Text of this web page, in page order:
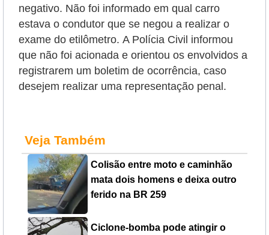
negativo. Não foi informado em qual carro
estava o condutor que se negou a realizar o
exame do etilômetro. A Polícia Civil informou
que não foi acionada e orientou os envolvidos a
registrarem um boletim de ocorrência, caso
desejem realizar uma representação penal.
Veja Também
Colisão entre moto e caminhão
mata dois homens e deixa outro
ferido na BR 259
Ciclone-bomba pode atingir o